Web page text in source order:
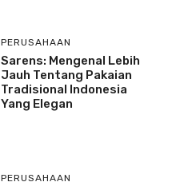
PERUSAHAAN
Sarens: Mengenal Lebih
Jauh Tentang Pakaian
Tradisional Indonesia
Yang Elegan
PERUSAHAAN